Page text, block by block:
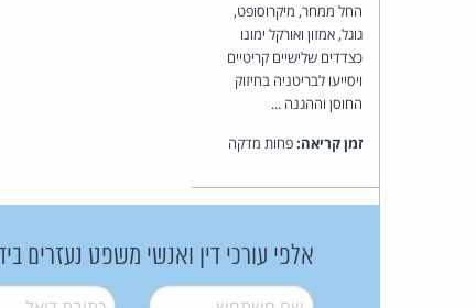
החל ממחר, מיקרוסופט,
גוגל, אמזון ואורקל ימונו
כצדדים שלישיים קריטיים
ויסייעו לבריטניה בחיזוק
החוסן וההגנה ...
זמן קריאה:פחות מדקה
אלפי עורכי דין ואנשי משפט נעזרים
שם משתמש* דואל*